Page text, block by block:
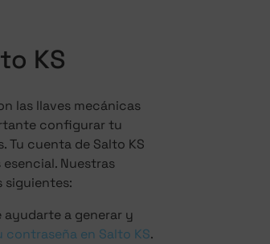
KS
las llaves mecánicas
configurar tu
Tu cuenta de Salto KS
Nuestras
siguientes:
a generar y
contraseña en Salto KS.